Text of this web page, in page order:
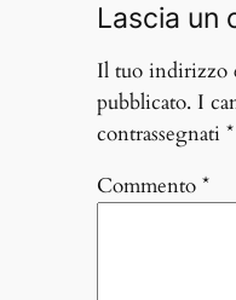
Lascia un
Il tuo indirizzo
pubblicato. I
contrassegnati *
Commento *